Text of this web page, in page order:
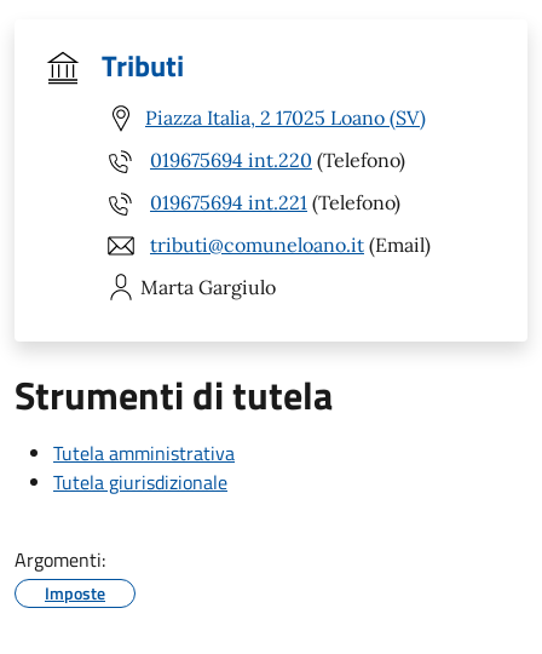
Tributi
Piazza Italia, 2 17025 Loano (SV)
019675694 int.220 (Telefono)
019675694 int.221 (Telefono)
tributi@comuneloano.it (Email)
Marta Gargiulo
Strumenti di tutela
Tutela amministrativa
Tutela giurisdizionale
Argomenti:
Imposte